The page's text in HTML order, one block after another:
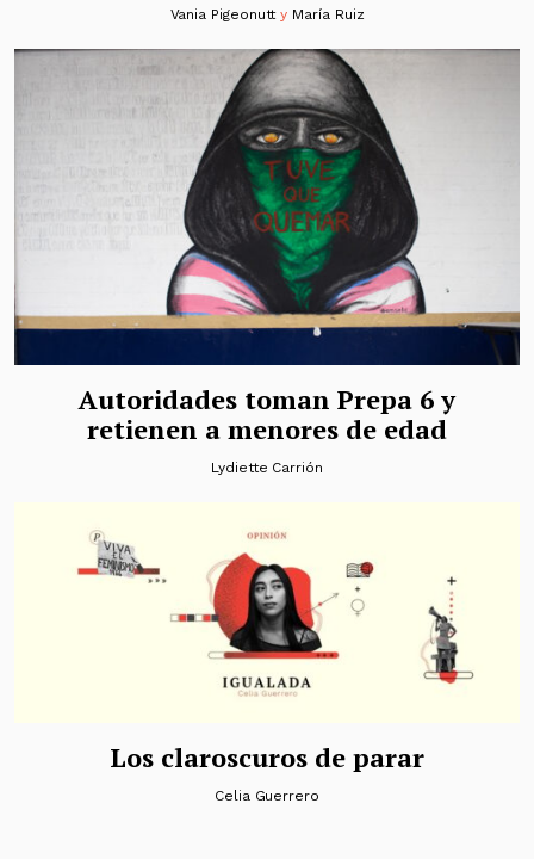
Vania Pigeonutty María Ruiz
Autoridades toman Prepa 6 y
retienen a menores de edad
Lydiette Carrión
Los claroscuros de parar
Celia Guerrero